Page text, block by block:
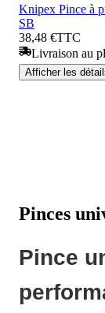
Knipex Pince à
SB
38,48 €TTC
Livraison au
Afficher les
Pinces
Pince